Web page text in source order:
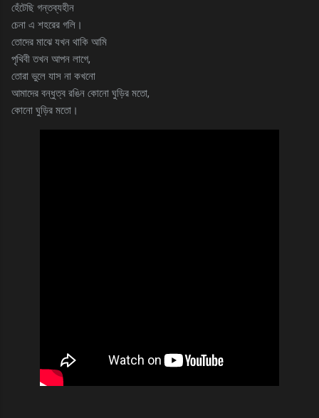
হেঁটেছি গন্তব্যহীন
চেনা এ শহরের গলি।
তোদের মাঝে যখন থাকি আমি
পৃথিবী তখন‌‌‌ আপন লাগে,
তোরা ভুলে যাস না কখনো
আমাদের বন্ধুত্ব রঙিন কোনো ঘুড়ির মতো,
কোনো ঘুড়ির মতো।